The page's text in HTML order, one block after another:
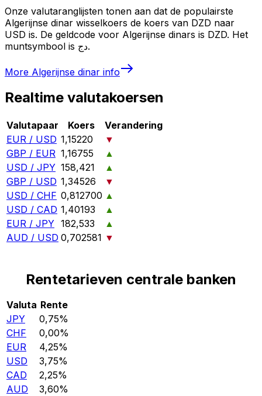
Onze valutaranglijsten tonen aan dat de populairste
Algerijnse dinar wisselkoers de koers van DZD naar
USD is. De geldcode voor Algerijnse dinars is DZD. Het
muntsymbool is دج.
More Algerijnse dinar info
Realtime valutakoersen
Valutapaar Koers
Verandering
EUR / USD 1,15220
▼
GBP / EUR 1,16755
▲
USD / JPY 158,421
▲
GBP / USD 1,34526
▼
USD / CHF 0,812700 ▲
USD / CAD 1,40193
▲
EUR / JPY 182,533
▲
AUD / USD 0,702581 ▼
Rentetarieven centrale banken
Valuta Rente
JPY
0,75%
CHF
0,00%
EUR
4,25%
USD
3,75%
CAD
2,25%
AUD
3,60%